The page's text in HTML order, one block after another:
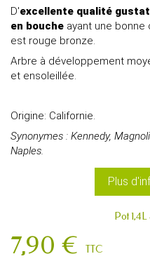
D'excellente qualité
en bouche ayant une bonne
est rouge bronze.
Arbre à développement
et ensoleillée.
Origine: Californie.
Synonymes : Kennedy,
Naples.
Plus
Pot
7,90 € TTC